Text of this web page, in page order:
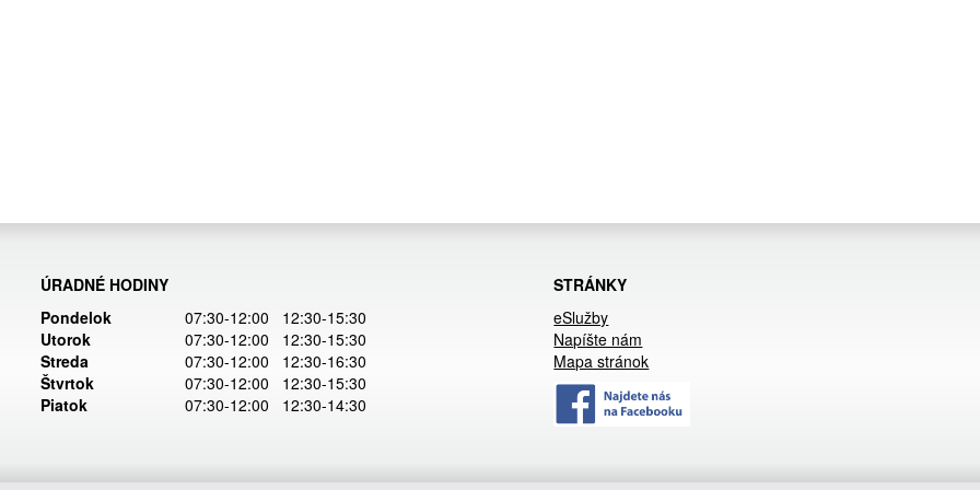
ÚRADNÉ HODINY
STRÁNKY
Pondelok
07:30-12:00 12:30-15:30
eSlužby
Utorok
07:30-12:00 12:30-15:30
Napíšte nám
Streda
07:30-12:00 12:30-16:30
Mapa stránok
Štvrtok
07:30-12:00 12:30-15:30
Piatok
07:30-12:00 12:30-14:30